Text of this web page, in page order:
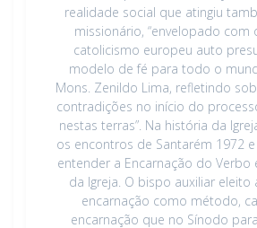
realidade social que atingiu
missionário, “envelopado com
catolicismo europeu auto
modelo de fé para todo o
Mons. Zenildo Lima, refletindo
contradições no início do
nestas terras”. Na história da
os encontros de Santarém 1972
entender a Encarnação do Verbo
da Igreja. O bispo auxiliar eleito
encarnação como método,
encarnação que no Sínodo